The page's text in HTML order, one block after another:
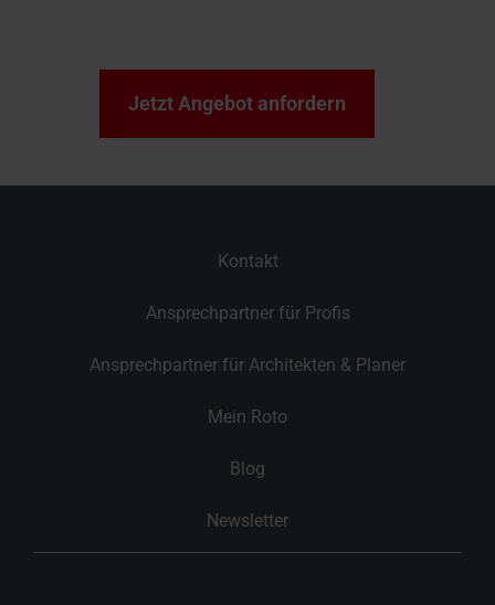
Jetzt Angebot anfordern
Kontakt
Ansprechpartner für Profis
Ansprechpartner für Architekten & Planer
Mein Roto
Blog
Newsletter